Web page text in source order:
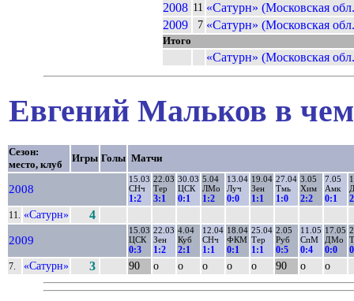
2008 11 «Сатурн» (Московская
2009
7 «Сатурн» (Московская
Итого
«Сатурн» (Московская
Евгений Мальков в
Сезон:
место, клуб
Игры Голы Матчи
2008
15.03
СНч
1:2
22.03
Тер
3:1
30.03
ЦСК
0:1
5.04
ЛМо
1:2
13.04
Луч
0:0
19.04
Зен
1:1
27.04
Тмь
1:0
3.05
Хим
2:2
7.05
Амк
0:1
11. «Сатурн» 4
2009
15.03
ЦСК
0:3
22.03
Зен
1:2
4.04
Куб
2:1
12.04
СНч
1:1
18.04
ФКМ
0:1
25.04
Тер
1:1
2.05
Руб
0:5
11.05
СпМ
0:4
17.05
ДМо
0:0
7. «Сатурн» 3 90 о о о о о 90 о о